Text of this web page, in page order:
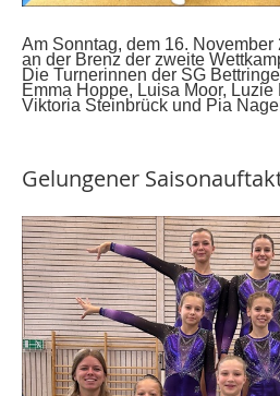
Am Sonntag, dem 16.
an der Brenz der zweite
Die Turnerinnen der SG
Emma Hoppe, Luisa Moor,
Viktoria Steinbrück und Pia Nagel
Gelungener